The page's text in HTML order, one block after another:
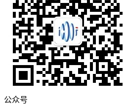
公众号